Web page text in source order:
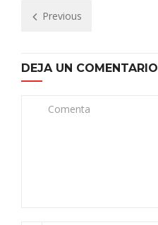
Previous
DEJA UN COMENTARIO
Comenta